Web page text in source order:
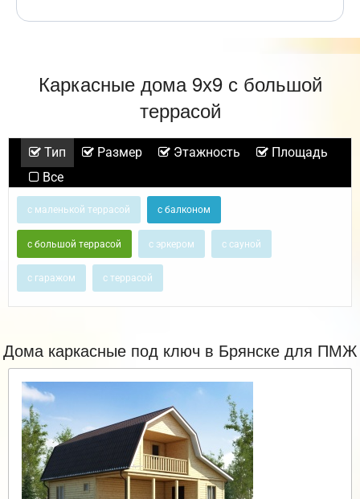
Каркасные дома 9х9 с большой
террасой
Тип Размер Этажность
Площадь
Все
с маленькой террасой с балконом
с большой террасой с эркером с сауной
с гаражом с террасой
Дома каркасные под ключ в Брянске для ПМЖ